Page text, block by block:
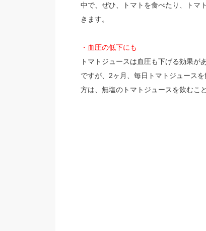
中で、ぜひ、トマトを食べたり、トマ
きます。
・血圧の低下にも
トマトジュースは血圧も下げる効果が
ですが、2ヶ月、毎日トマトジュース
方は、無塩のトマトジュースを飲むこ